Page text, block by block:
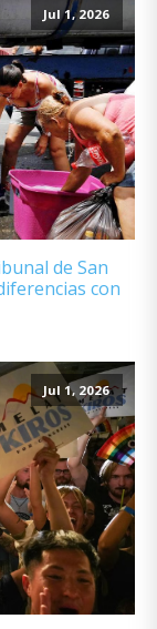
Jul 1, 2026
de San
con
Jul 1, 2026